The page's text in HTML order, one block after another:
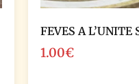
FEVES A L’UNITE
1.00€